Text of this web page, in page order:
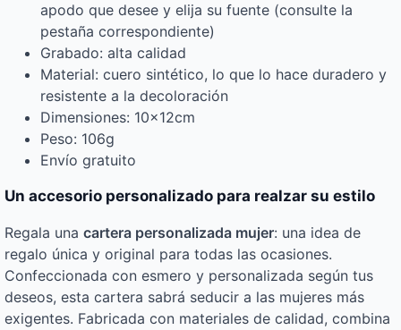
apodo que desee y elija su fuente (consulte la
pestaña correspondiente)
Grabado: alta calidad
Material: cuero sintético, lo que lo hace duradero y
resistente a la decoloración
Dimensiones: 10x12cm
Peso: 106g
Envío gratuito
Un accesorio personalizado para realzar su estilo
Regala una cartera personalizada mujer: una idea de
regalo única y original para todas las ocasiones.
Confeccionada con esmero y personalizada según tus
deseos, esta cartera sabrá seducir a las mujeres más
exigentes. Fabricada con materiales de calidad, combina